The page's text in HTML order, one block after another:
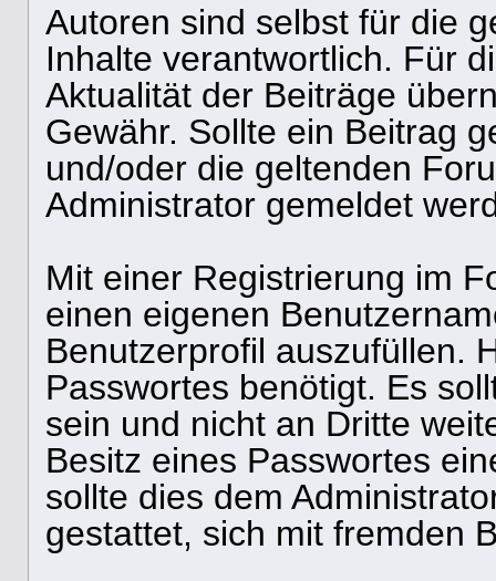
Autoren sind selbst für die
Inhalte verantwortlich. Für
Aktualität der Beiträge
Gewähr. Sollte ein Beitrag
und/oder die geltenden
Administrator gemeldet
Mit einer Registrierung im
einen eigenen
Benutzerprofil auszufüllen.
Passwortes benötigt. Es
sein und nicht an Dritte
Besitz eines Passwortes
sollte dies dem
gestattet, sich mit fremden